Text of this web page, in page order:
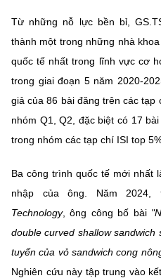
Từ những nỗ lực bền bỉ,
thành một trong những nhà
quốc tế nhất trong lĩnh vực cơ
trong giai đoạn 5 năm 2020-
giả của 86 bài đăng trên các tạp
nhóm Q1, Q2, đặc biệt có 17
trong nhóm các tạp chí ISI top
Ba công trình quốc tế mới nhất
nhập của ông. Năm 2024,
Technology, ông công bố bài
double curved shallow
tuyến của vỏ sandwich cong
Nghiên cứu này tập trung vào